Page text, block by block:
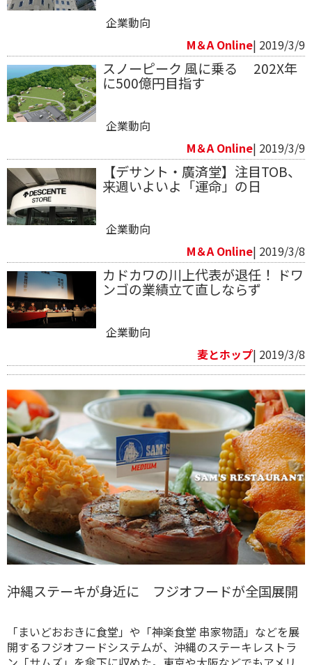
企業動向
M＆A Online| 2019/3/9
スノーピーク 風に乗る 202X年
に500億円目指す
企業動向
M＆A Online| 2019/3/9
【デサント・廣済堂】注目TOB、
来週いよいよ「運命」の日
企業動向
M＆A Online| 2019/3/8
カドカワの川上代表が退任！ ドワ
ンゴの業績立て直しならず
企業動向
麦とホップ| 2019/3/8
沖縄ステーキが身近に フジオフードが全国展開
「まいどおおきに食堂」や「神楽食堂 串家物語」などを展
開するフジオフードシステムが、沖縄のステーキレストラ